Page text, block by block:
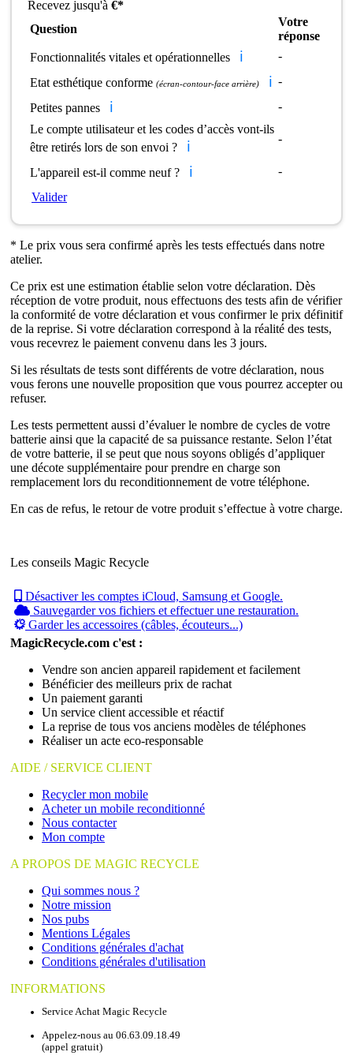
Recevez jusqu'à €*
Question
Votre
réponse
Fonctionnalités vitales et opérationnelles
ℹ️
-
Etat esthétique conforme (écran-contour-face arrière) ℹ️ -
Petites pannes
ℹ️
-
Le compte utilisateur et les codes d’accès vont-ils
être retirés lors de son envoi ?
ℹ️
-
L'appareil est-il comme neuf ? ℹ️
-
Valider
* Le prix vous sera confirmé après les tests effectués dans notre
atelier.
Ce prix est une estimation établie selon votre déclaration. Dès
réception de votre produit, nous effectuons des tests afin de vérifier
la conformité de votre déclaration et vous confirmer le prix définitif
de la reprise. Si votre déclaration correspond à la réalité des tests,
vous recevrez le paiement convenu dans les 3 jours.
Si les résultats de tests sont différents de votre déclaration, nous
vous ferons une nouvelle proposition que vous pourrez accepter ou
refuser.
Les tests permettent aussi d’évaluer le nombre de cycles de votre
batterie ainsi que la capacité de sa puissance restante. Selon l’état
de votre batterie, il se peut que nous soyons obligés d’appliquer
une décote supplémentaire pour prendre en charge son
remplacement lors du reconditionnement de votre téléphone.
En cas de refus, le retour de votre produit s’effectue à votre charge.
Les conseils Magic Recycle
Désactiver les comptes iCloud, Samsung et Google.
Sauvegarder vos fichiers et effectuer une restauration.
Garder les accessoires (câbles, écouteurs...)
MagicRecycle.com c'est :
Vendre son ancien appareil rapidement et facilement
Bénéficier des meilleurs prix de rachat
Un paiement garanti
Un service client accessible et réactif
La reprise de tous vos anciens modèles de téléphones
Réaliser un acte eco-responsable
AIDE / SERVICE CLIENT
Recycler mon mobile
Acheter un mobile reconditionné
Nous contacter
Mon compte
A PROPOS DE MAGIC RECYCLE
Qui sommes nous ?
Notre mission
Nos pubs
Mentions Légales
Conditions générales d'achat
Conditions générales d'utilisation
INFORMATIONS
Service Achat Magic Recycle
Appelez-nous au 06.63.09.18.49
(appel gratuit)